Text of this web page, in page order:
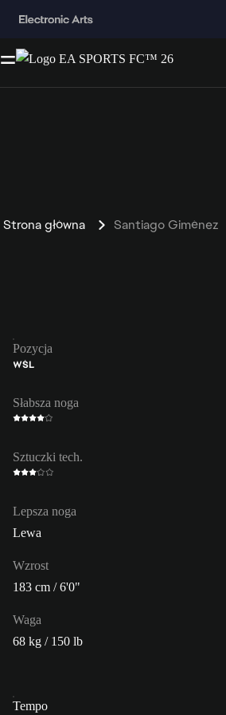
Strona główna Santiago Giménez
Pozycja
WŚL
Słabsza noga
Sztuczki tech.
Lepsza noga
Lewa
Wzrost
183 cm / 6'0"
Waga
68 kg / 150 lb
Tempo